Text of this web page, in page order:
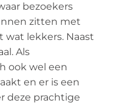
bezoekers
zitten met
lekkers. Naast
Als
ook wel een
en er is een
deze prachtige